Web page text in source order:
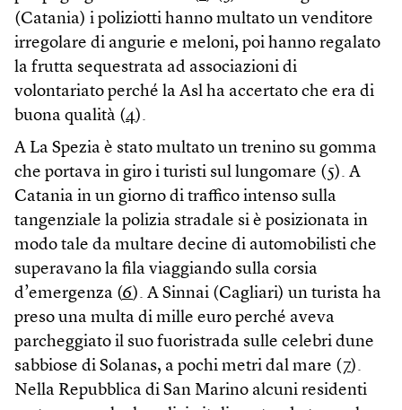
(Catania) i poliziotti hanno multato un venditore
irregolare di angurie e meloni, poi hanno regalato
la frutta sequestrata ad associazioni di
volontariato perché la Asl ha accertato che era di
buona qualità (4).
A La Spezia è stato multato un trenino su gomma
che portava in giro i turisti sul lungomare ( 5). A
Catania in un giorno di traffico intenso sulla
tangenziale la polizia stradale si è posizionata in
modo tale da multare decine di automobilisti che
superavano la fila viaggiando sulla corsia
d’emergenza (6). A Sinnai (Cagliari) un turista ha
preso una multa di mille euro perché aveva
parcheggiato il suo fuoristrada sulle celebri dune
sabbiose di Solanas, a pochi metri dal mare ( 7).
Nella Repubblica di San Marino alcuni residenti